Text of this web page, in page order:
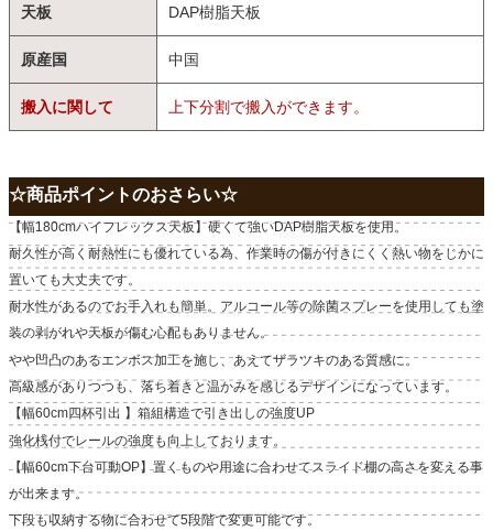
天板 DAP樹脂天板
原産国 中国
搬入に関して 上下分割で搬入ができます。
☆商品ポイントのおさらい☆
【幅180cmハイフレックス天板】硬くて強いDAP樹脂天板を使用。
耐久性が高く耐熱性にも優れている為、作業時の傷が付きにくく熱い物をじかに
置いても大丈夫です。
耐水性があるのでお手入れも簡単。アルコール等の除菌スプレーを使用しても塗
装の剥がれや天板が傷む心配もありません。
やや凹凸のあるエンボス加工を施し、あえてザラツキのある質感に。
高級感がありつつも、落ち着きと温かみを感じるデザインになっています。
【幅60cm四杯引出 】箱組構造で引き出しの強度UP
強化桟付でレールの強度も向上しております。
【幅60cm下台可動OP】置くものや用途に合わせてスライド棚の高さを変える事
が出来ます。
下段も収納する物に合わせて5段階で変更可能です。